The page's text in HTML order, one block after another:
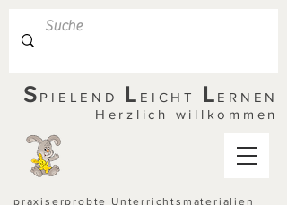
S PIELEND L EICHT L ERNEN
Herzlich willkommen
praxiserprobte Unterrichtsmaterialien